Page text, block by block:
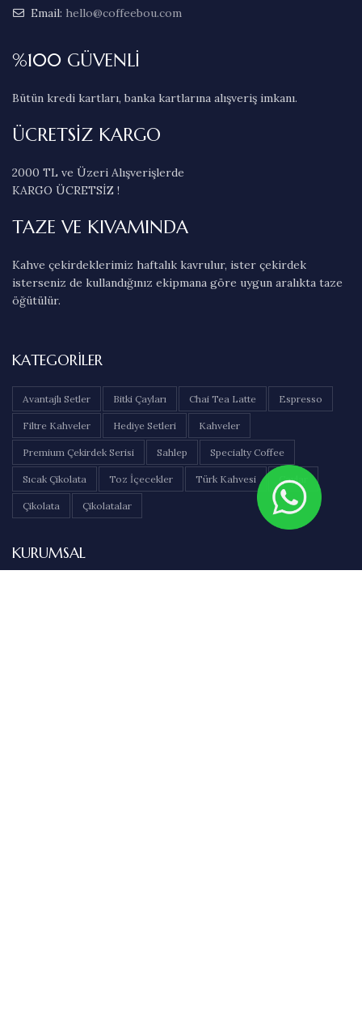
Email: hello@coffeebou.com
%100 GÜVENLİ
Bütün kredi kartları, banka kartlarına alışveriş imkanı.
ÜCRETSİZ KARGO
2000 TL ve Üzeri Alışverişlerde
KARGO ÜCRETSİZ !
TAZE VE KIVAMINDA
Kahve çekirdeklerimiz haftalık kavrulur, ister çekirdek
isterseniz de kullandığınız ekipmana göre uygun aralıkta taze
öğütülür.
KATEGORILER
Avantajlı Setler Bitki Çayları Chai Tea Latte Espresso
Filtre Kahveler Hediye Setleri Kahveler
Premium Çekirdek Serisi Sahlep Specialty Coffee
Sıcak Çikolata Toz İçecekler Türk Kahvesi Çaylar
Çikolata Çikolatalar
KURUMSAL